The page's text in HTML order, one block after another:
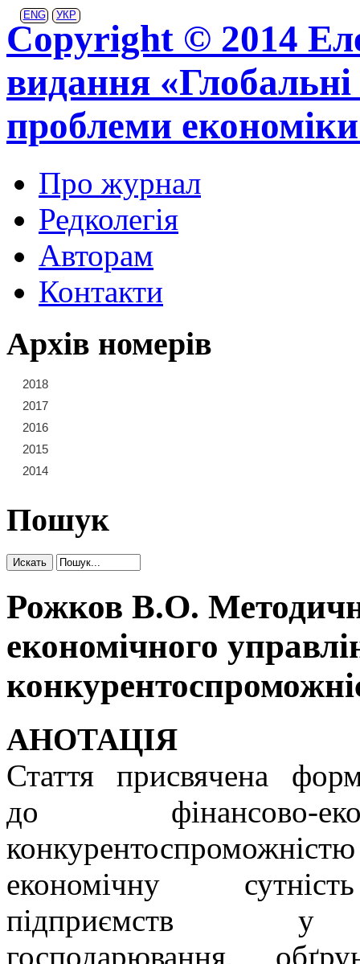
ENG УКР
Copyright © 2014
видання «Глобальні
проблеми
Про журнал
Редколегія
Авторам
Контакти
Архів номерів
2018
2017
2016
2015
2014
Пошук
Рожков В.О.
економічного
АНОТАЦІЯ
Стаття присвячена
до фінансово-
економічну
підприємств
господарювання,